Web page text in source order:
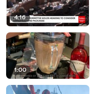
4:16
1:00